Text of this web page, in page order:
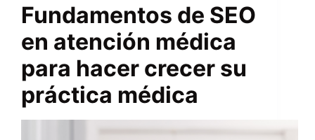
Fundamentos de SEO
en atención médica
para hacer crecer su
práctica médica